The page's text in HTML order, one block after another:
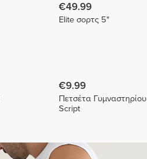
€49.99
Elite σορτς 5"
€9.99
Πετσέτα Γυμναστηρίου
Script